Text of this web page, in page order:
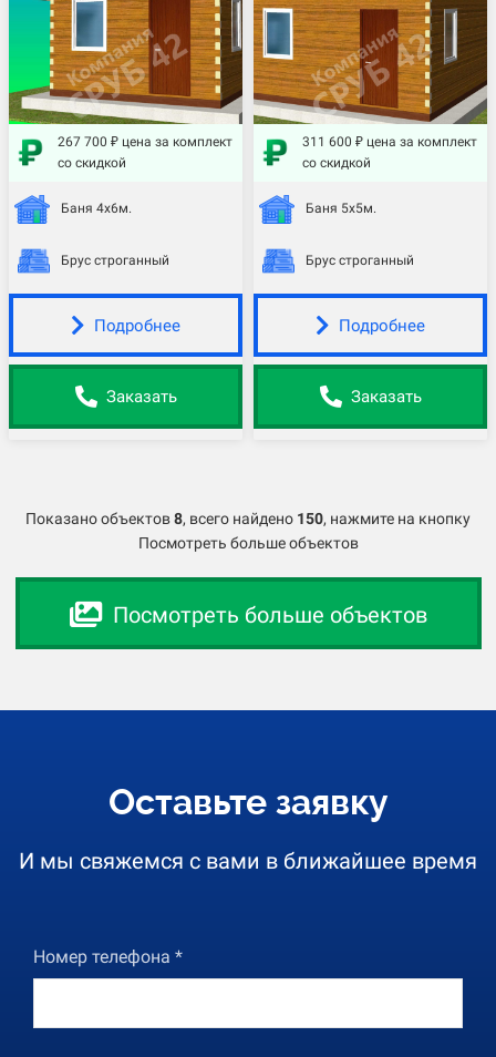
267 700 ₽ цена за комплект
со скидкой
Баня 4х6м.
Брус строганный
Подробнее
Заказать
311 600 ₽ цена за комплект
со скидкой
Баня 5х5м.
Брус строганный
Подробнее
Заказать
Показано объектов8, всего найдено 150, нажмите на кнопку
Посмотреть больше объектов
Посмотреть больше объектов
Оставьте заявку
И мы свяжемся с вами в ближайшее время
Номер телефона *